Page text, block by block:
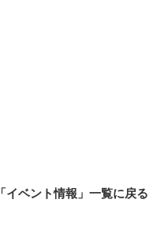
「イベント情報」一覧に戻る